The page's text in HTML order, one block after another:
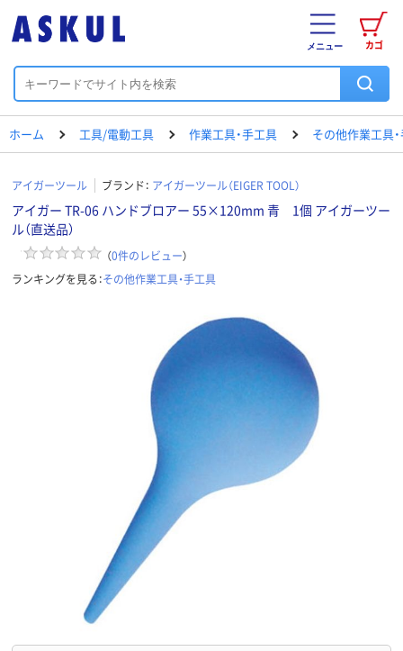
カゴ
メニュー
ホーム 工具/電動工具 作業工具・手工具 その他作業工具
アイガーツール ブランド： アイガーツール（EIGER TOOL）
アイガー TR-06 ハンドブロアー 55×120mm 青 1個 アイガーツー
ル（直送品）
（0件のレビュー）
ランキングを見る：その他作業工具・手工具